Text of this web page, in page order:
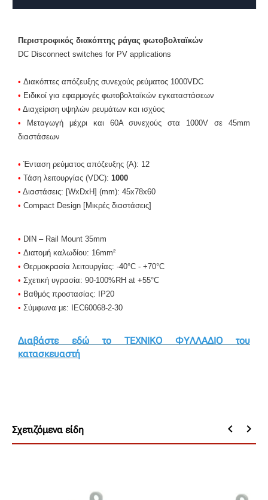
Περιστροφικός διακόπτης ράγας φωτοβολταϊκών
DC Disconnect switches for PV applications
• Διακόπτες απόζευξης συνεχούς ρεύματος 1000VDC
• Ειδικοί για εφαρμογές φωτοβολταϊκών εγκαταστάσεων
• Διαχείριση υψηλών ρευμάτων και ισχύος
• Μεταγωγή μέχρι και 60Α συνεχούς στα 1000V σε 45mm
διαστάσεων
• Ένταση ρεύματος απόζευξης (Α): 12
• Τάση λειτουργίας (VDC): 1000
• Διαστάσεις: [WxDxH] (mm): 45x78x60
• Compact Design [Μικρές διαστάσεις]
• DIN – Rail Mount 35mm
• Διατομή καλωδίου: 16mm²
• Θερμοκρασία λειτουργίας: -40°C - +70°C
• Σχετική υγρασία: 90-100%RH at +55°C
• Βαθμός προστασίας: IP20
• Σύμφωνα με: IEC60068-2-30
Διαβάστε εδώ το ΤΕΧΝΙΚΟ ΦΥΛΛΑΔΙΟ του
κατασκευαστή
Σχετιζόμενα είδη keyboard_arrow_left keyboard_arrow_right